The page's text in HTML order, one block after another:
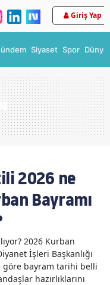
Giriş Yap
Siyaset Spor Dünya
2026 ne
Bayramı
2026 Kurban
İşleri Başkanlığı
göre bayram tarihi belli
hazırlıklarını